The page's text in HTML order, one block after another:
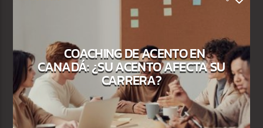
COACHING DE ACENTO EN
CANADÁ: ¿SU ACENTO AFECTA SU
CARRERA?